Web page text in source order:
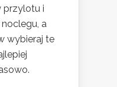
przylotu i
a
wybieraj te